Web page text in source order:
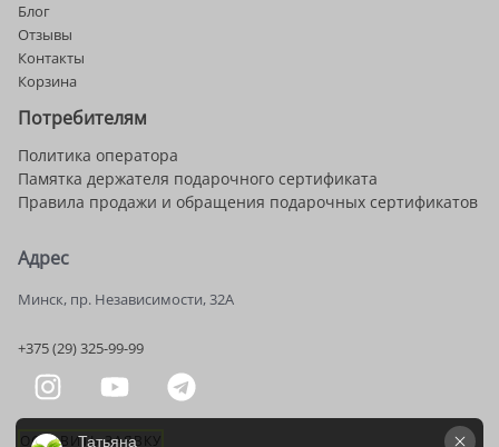
Блог
Отзывы
Контакты
Корзина
Потребителям
Политика оператора
Памятка держателя подарочного сертификата
Правила продажи и обращения подарочных сертификатов
Адрес
Минск, пр. Независимости, 32А
+375 (29) 325-99-99
ОСТАВИТЬ ЗАЯВКУ
Татьяна